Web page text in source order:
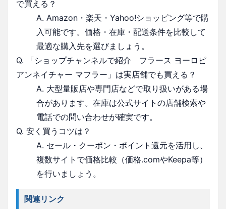
で買える？
A. Amazon・楽天・Yahoo!ショッピング等で購
入可能です。価格・在庫・配送条件を比較して
最適な購入先を選びましょう。
Q. 「ショップチャンネルで紹介 フラース ヨーロピ
アンネイチャー マフラー」は実店舗でも買える？
A. 大型量販店や専門店などで取り扱いがある場
合があります。在庫は公式サイトの店舗検索や
電話での問い合わせが確実です。
Q. 安く買うコツは？
A. セール・クーポン・ポイント還元を活用し、
複数サイトで価格比較（価格.comやKeepa等）
を行いましょう。
関連リンク